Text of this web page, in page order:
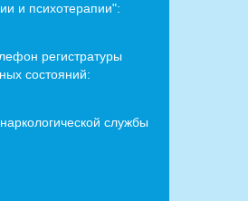
и психотерапии":
регистратуры
состояний:
службы